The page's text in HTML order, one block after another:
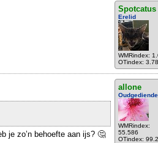
Spotcatus
Erelid
WMRindex:
OTindex:
allone
Oudgediende
WMRindex:
55.586
OTindex:
je zo’n behoefte aan ijs? 🤔